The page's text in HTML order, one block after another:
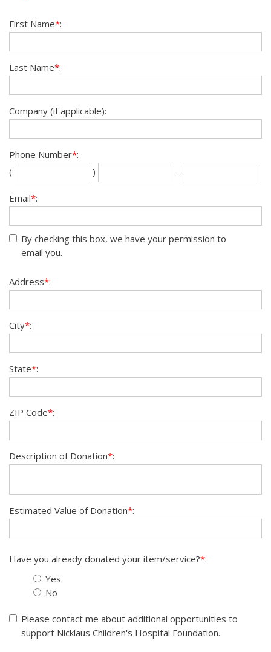
First Name*:
Last Name*:
Company (if applicable):
Phone Number*:
(
) -
Email*:
By checking this box, we have your permission to
email you.
Address*:
City*:
State*:
ZIP Code*:
Description of Donation*:
Estimated Value of Donation*:
Have you already donated your item/service?*:
Yes
No
Please contact me about additional opportunities to
support Nicklaus Children's Hospital Foundation.